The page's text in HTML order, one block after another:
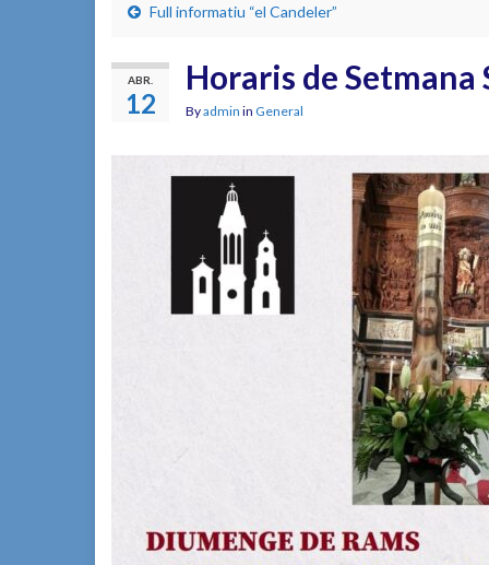
Full informatiu “el Candeler”
ABR.
12
Horaris de Setmana
Byadmin in General